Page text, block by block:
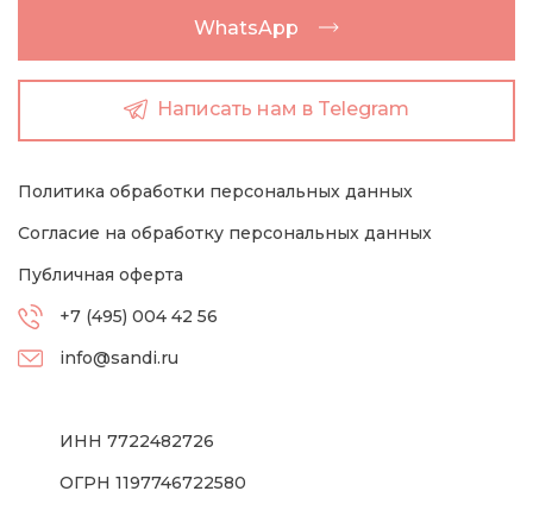
WhatsApp
Написать нам в Telegram
Политика обработки персональных данных
Согласие на обработку персональных данных
Публичная оферта
+7 (495) 004 42 56
info@sandi.ru
ИНН 7722482726
ОГРН 1197746722580